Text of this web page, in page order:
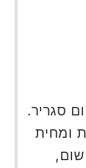
סגריר.
ומחית